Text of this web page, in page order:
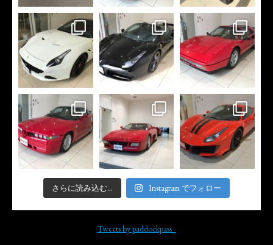
さらに読み込む... Instagram でフォロー
Tweets by paddockpass_